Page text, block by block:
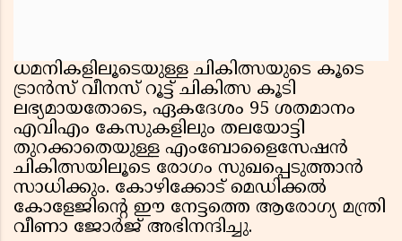
ധമനികളിലൂടെയുള്ള ചികിത്സയുടെ കൂടെ
ട്രാൻസ് വീനസ് റൂട്ട് ചികിത്സ കൂടി
ലഭ്യമായതോടെ, ഏകദേശം 95 ശതമാനം
എവിഎം കേസുകളിലും തലയോട്ടി
തുറക്കാതെയുള്ള എംബോളൈസേഷൻ
ചികിത്സയിലൂടെ രോഗം സുഖപ്പെടുത്താൻ
സാധിക്കും. കോഴിക്കോട് മെഡിക്കൽ
കോളേജിന്റെ ഈ നേട്ടത്തെ ആരോഗ്യ മന്ത്രി
വീണാ ജോർജ് അഭിനന്ദിച്ചു.